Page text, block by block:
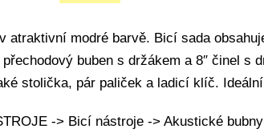
atraktivní modré barvě. Bicí sada
přechodový buben s držákem a 8″ činel s
stolička, pár paliček a ladicí klíč.
-> Bicí nástroje -> Akustické